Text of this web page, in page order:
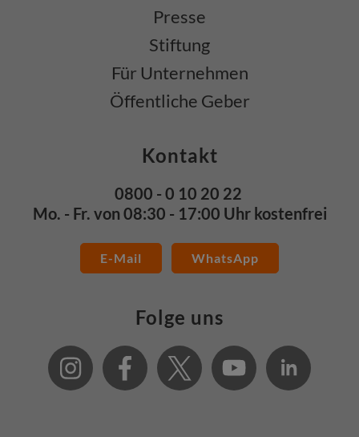
Presse
Stiftung
Für Unternehmen
Öffentliche Geber
Kontakt
0800 - 0 10 20 22
Mo. - Fr. von 08:30 - 17:00 Uhr kostenfrei
E-Mail WhatsApp
Folge uns